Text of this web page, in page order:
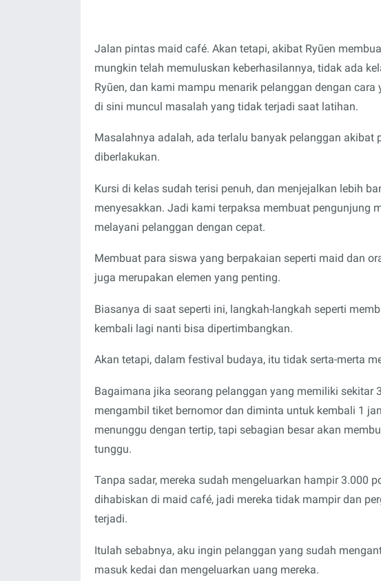
Jalan pintas maid café. Akan tetapi, akibat Ryūen
mungkin telah memuluskan keberhasilannya, tidak ada
Ryūen, dan kami mampu menarik pelanggan dengan
di sini muncul masalah yang tidak terjadi saat latihan.
Masalahnya adalah, ada terlalu banyak pelanggan
diberlakukan.
Kursi di kelas sudah terisi penuh, dan menjejalkan lebih
menyesakkan. Jadi kami terpaksa membuat pengunjung
melayani pelanggan dengan cepat.
Membuat para siswa yang berpakaian seperti maid dan
juga merupakan elemen yang penting.
Biasanya di saat seperti ini, langkah-langkah seperti
kembali lagi nanti bisa dipertimbangkan.
Akan tetapi, dalam festival budaya, itu tidak serta-merta
Bagaimana jika seorang pelanggan yang memiliki
mengambil tiket bernomor dan diminta untuk kembali 1
menunggu dengan tertip, tapi sebagian besar akan
tunggu.
Tanpa sadar, mereka sudah mengeluarkan hampir 3.000
dihabiskan di maid café, jadi mereka tidak mampir dan
terjadi.
Itulah sebabnya, aku ingin pelanggan yang sudah
masuk kedai dan mengeluarkan uang mereka.